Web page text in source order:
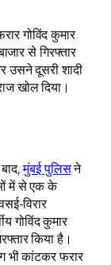
गोविंद कुमार
से गिरफ्तार
उसने दूसरी शादी
खोल दिया।
मुंबई पुलिसने
में से एक के
विरार
गोविंद कुमार
किया है।
भी कांटकर फरार